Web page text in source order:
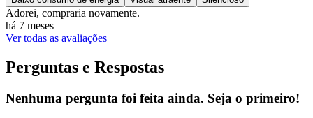
Adorei, compraria novamente.
há 7 meses
Ver todas as avaliações
Perguntas e Respostas
Nenhuma pergunta foi feita ainda. Seja o primeiro!